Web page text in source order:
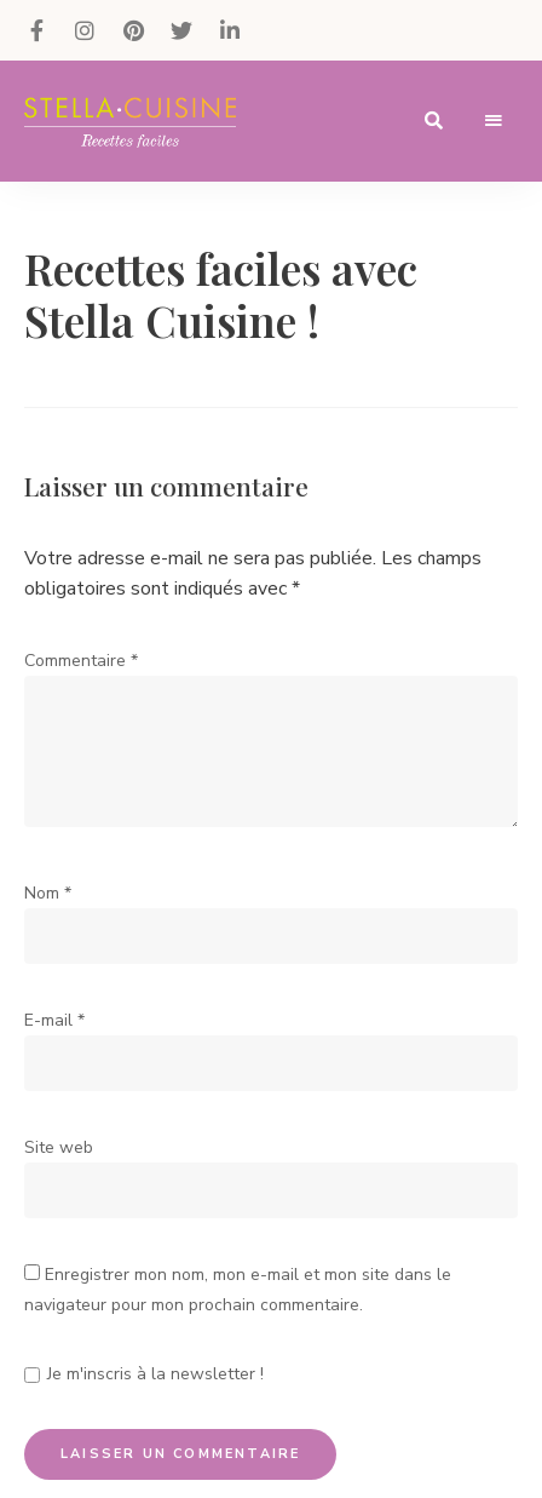
Recettes
recettes
rapides,
recettes
Recettes faciles avec
Stella Cuisine !
Laisser un commentaire
Votre adresse e-mail ne sera pas publiée. Les champs
obligatoires sont indiqués avec*
Commentaire *
Nom *
E-mail *
Site web
Enregistrer mon nom, mon e-mail et mon site dans le
navigateur pour mon prochain commentaire.
Je m'inscris à la newsletter !